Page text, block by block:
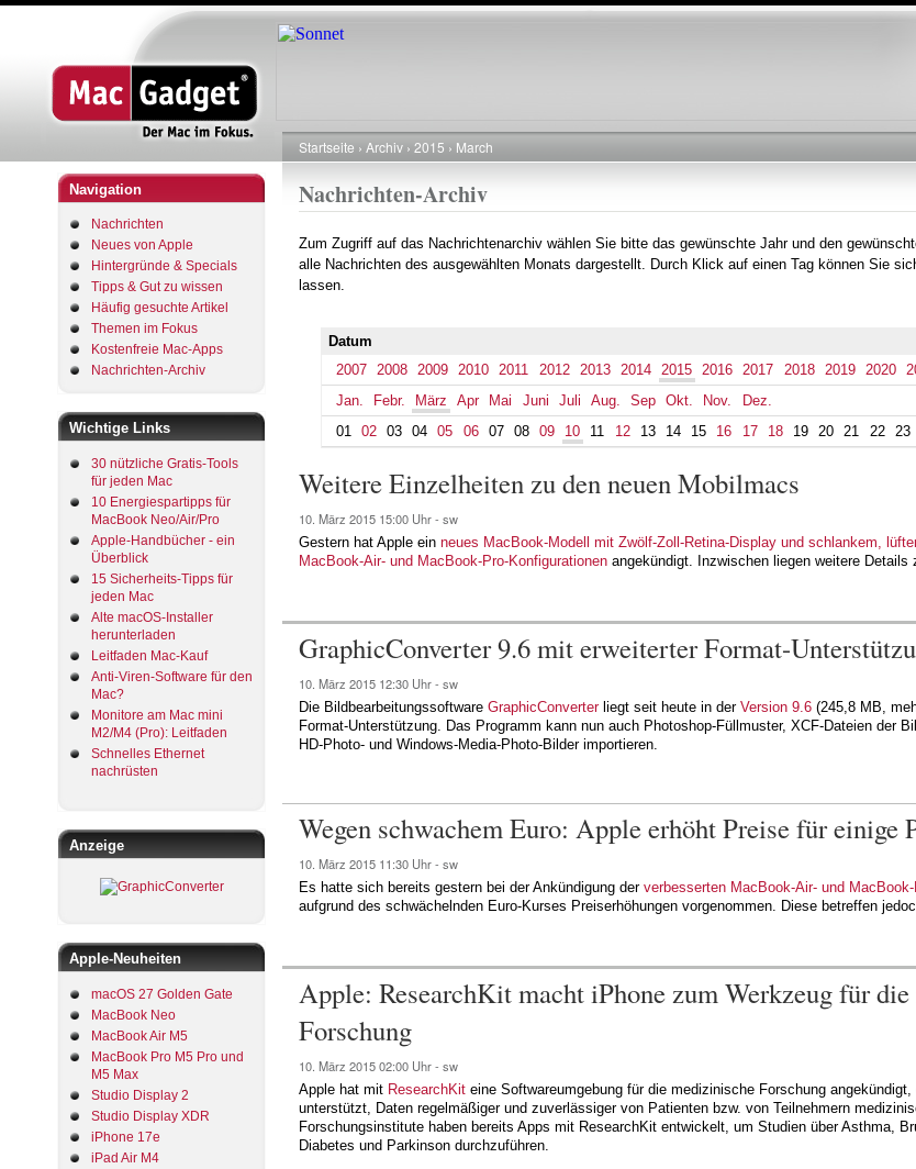
Direkt
Navigation
Nachrichten
Neues von Apple
Hintergründe & Specials
Tipps & Gut zu wissen
Häufig gesuchte Artikel
Themen im Fokus
Kostenfreie Mac-Apps
Nachrichten-Archiv
Wichtige Links
30 nützliche Gratis-Tools
für jeden Mac
10 Energiespartipps für
MacBook Neo/Air/Pro
Apple-Handbücher - ein
Überblick
15 Sicherheits-Tipps für
jeden Mac
Alte macOS-Installer
herunterladen
Leitfaden Mac-Kauf
Anti-Viren-Software für den
Mac?
Monitore am Mac mini
M2/M4 (Pro): Leitfaden
Schnelles Ethernet
nachrüsten
Anzeige
Apple-Neuheiten
macOS 27 Golden Gate
MacBook Neo
MacBook Air M5
MacBook Pro M5 Pro und
M5 Max
Studio Display 2
Studio Display XDR
iPhone 17e
iPad Air M4
Pfadnavigation
Startseite Archiv 2015 March
Nachrichten-Archiv
Zum Zugriff auf das Nachrichtenarchiv wählen Sie bitte das gewünschte Jahr und den
alle Nachrichten des ausgewählten Monats dargestellt. Durch Klick auf einen Tag können Sie
lassen.
Datum
2007
2008 2009 2010 2011 2012 2013 2014 2015 2016 2017 2018 2019 2020
Jan.
Febr. März Apr Mai Juni Juli Aug. Sep Okt. Nov.
Dez.
01
02 03 04 05 06 07 08 09 10 11 12 13 14 15 16 17 18 19 20 21 22 23
Weitere Einzelheiten zu den neuen Mobilmacs
10. März 2015 15:00 Uhr - sw
Gestern hat Apple ein neues MacBook-Modell mit Zwölf-Zoll-Retina-Display und schlankem,
MacBook-Air- und MacBook-Pro-Konfigurationen angekündigt. Inzwischen liegen weitere Details
GraphicConverter 9.6 mit erweiterter Format-
10. März 2015 12:30 Uhr - sw
Die Bildbearbeitungssoftware GraphicConverterliegt seit heute in der Version 9.6 (245,8 MB,
Format-Unterstützung. Das Programm kann nun auch Photoshop-Füllmuster, XCF-Dateien der
HD-Photo- und Windows-Media-Photo-Bilder importieren.
Wegen schwachem Euro: Apple erhöht Preise für einige
10. März 2015 11:30 Uhr - sw
Es hatte sich bereits gestern bei der Ankündigung der verbesserten MacBook-Air- und
aufgrund des schwächelnden Euro-Kurses Preiserhöhungen vorgenommen. Diese betreffen
Apple: ResearchKit macht iPhone zum Werkzeug für
Forschung
10. März 201502:00 Uhr - sw
Apple hat mit ResearchKit eine Softwareumgebung für die medizinische Forschung
unterstützt, Daten regelmäßiger und zuverlässiger von Patienten bzw. von Teilnehmern
Forschungsinstitute haben bereits Apps mit ResearchKit entwickelt, um Studien über Asthma,
Diabetes und Parkinson durchzuführen.